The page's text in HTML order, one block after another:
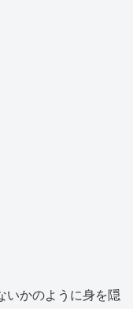
いかのように身を隠